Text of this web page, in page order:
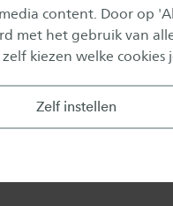
content. Door op
met het gebruik van
kiezen welke cookies
Zelf instellen
dr. Richard Evering
Hoofddocent/
06 - 1237 0528